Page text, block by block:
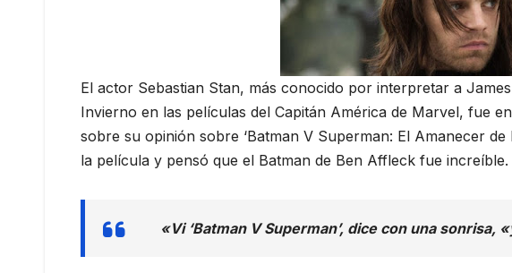
El actor Sebastian Stan, más conocido por interpretar a
Invierno en las películas del Capitán América de Marvel, fue
sobre su opinión sobre ‘Batman V Superman: El Amanecer
la película y pensó que el Batman de Ben Affleck fue increíble.
«Vi ‘Batman V Superman’, dice con una sonrisa,